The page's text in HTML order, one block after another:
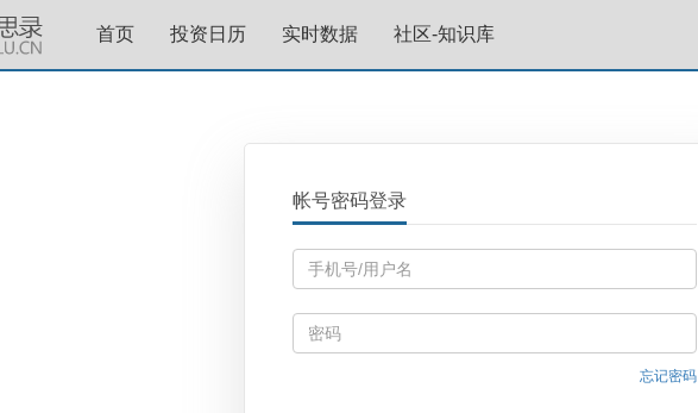
首页 投资日历 实时数据 社区-知识库
帐号密码登录
忘记密码